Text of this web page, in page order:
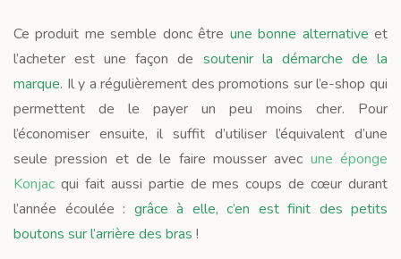
Ce produit me semble donc être une bonne alternative et
l’acheter est une façon de soutenir la démarche de la
marque. Il y a régulièrement des promotions sur l’e-shop qui
permettent de le payer un peu moins cher. Pour
l’économiser ensuite, il suffit d’utiliser l’équivalent d’une
seule pression et de le faire mousser avec une éponge
Konjac qui fait aussi partie de mes coups de cœur durant
l’année écoulée : grâce à elle, c’en est finit des petits
boutons sur l’arrière des bras !